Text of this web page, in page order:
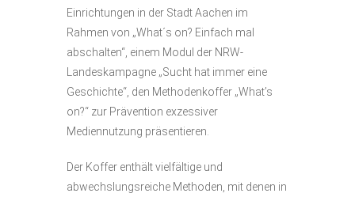
Einrichtungen in der Stadt Aachen im
Rahmen von „What´s on? Einfach mal
abschalten“, einem Modul der NRW-
Landeskampagne „Sucht hat immer eine
Geschichte“, den Methodenkoffer „What’s
on?“ zur Prävention exzessiver
Mediennutzung präsentieren.
Der Koffer enthält vielfältige und
abwechslungsreiche Methoden, mit denen in